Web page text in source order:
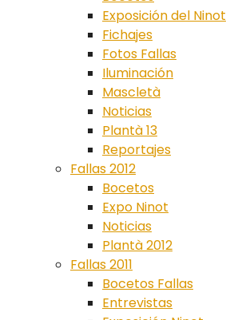
Exposición del Ninot
Fichajes
Fotos Fallas
Iluminación
Mascletà
Noticias
Plantà 13
Reportajes
Fallas 2012
Bocetos
Expo Ninot
Noticias
Plantà 2012
Fallas 2011
Bocetos Fallas
Entrevistas